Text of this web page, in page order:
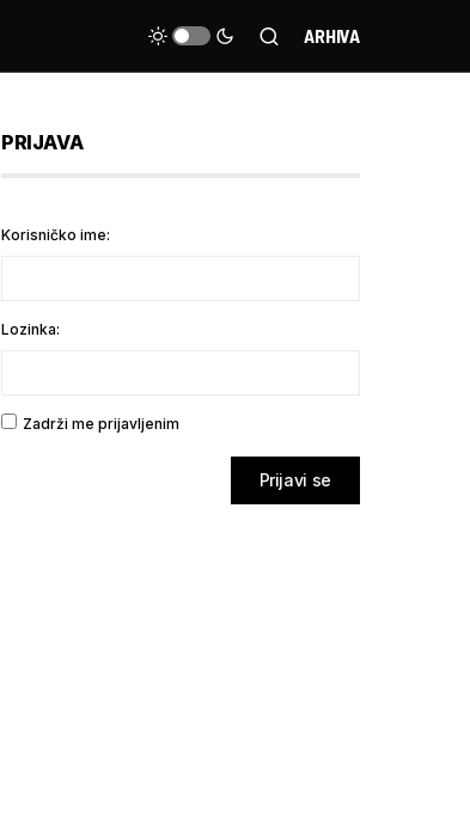
ARHIVA
PRIJAVA
Korisničko ime:
Lozinka:
Zadrži me prijavljenim
Prijavi se